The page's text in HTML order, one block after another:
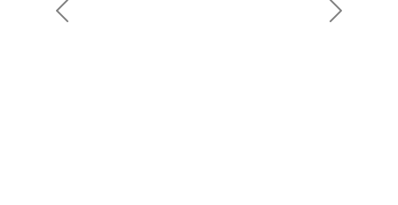
Предыдущий